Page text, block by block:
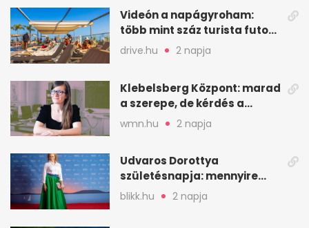
Videón a napágyroham:
több mint száz turista futott
a helyekért Tenerifén
drive.hu 2 napja
Klebelsberg Központ: marad
a szerepe, de kérdés a
hitelessége
wmn.hu 2 napja
Udvaros Dorottya
születésnapja: mennyire
ismered a filmszerepeit?
blikk.hu 2 napja